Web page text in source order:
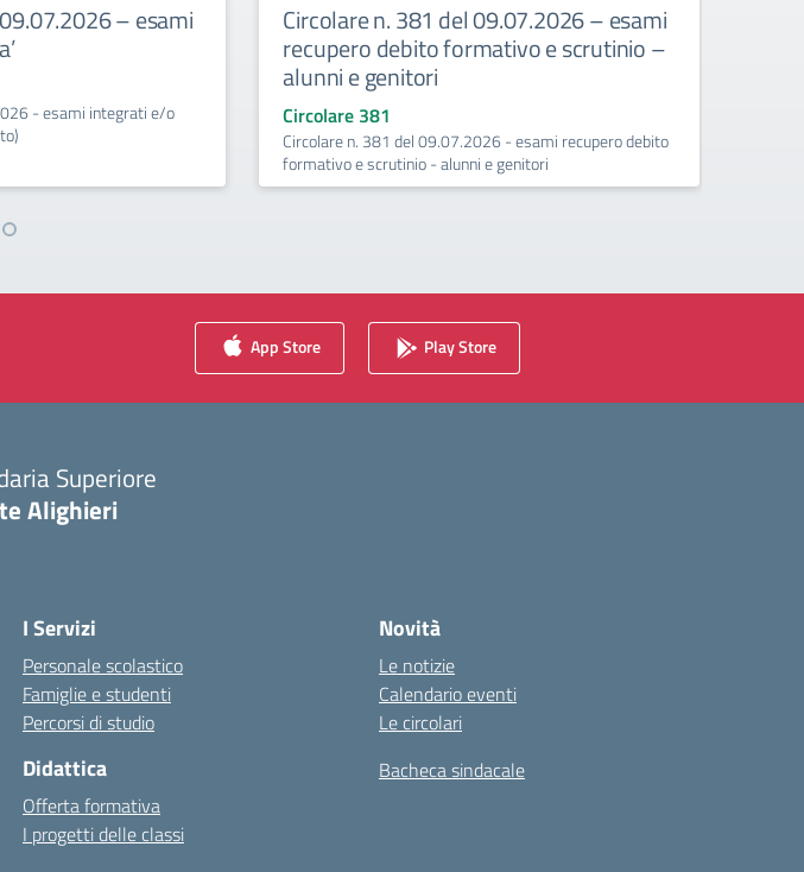
– esami
- esami integrati e/o
Circolare n. 381 del 09.07.2026 – esami
recupero debito formativo e scrutinio –
alunni e genitori
Circolare 381
Circolare n. 381 del 09.07.2026 - esami recupero debito
formativo e scrutinio - alunni e genitori
App Store Play Store
Superiore
Alighieri
I Servizi
Personale scolastico
Famiglie e studenti
Percorsi di studio
Didattica
Offerta formativa
I progetti delle classi
Novità
Le notizie
Calendario eventi
Le circolari
Bacheca sindacale